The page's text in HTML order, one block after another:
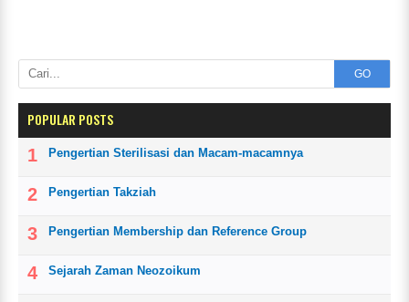
GO
POPULAR POSTS
Pengertian Sterilisasi dan Macam-macamnya
Pengertian Takziah
Pengertian Membership dan Reference Group
Sejarah Zaman Neozoikum